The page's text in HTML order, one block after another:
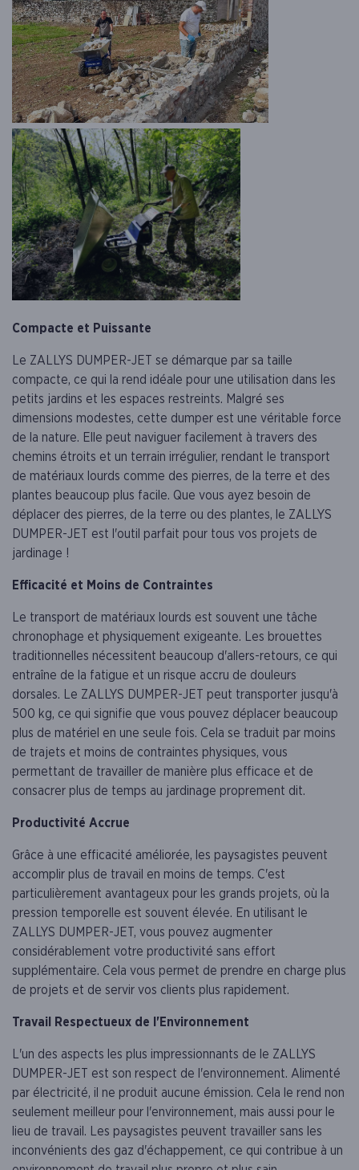
Compacte et Puissante
Le ZALLYS DUMPER-JET se démarque par sa taille
compacte, ce qui la rend idéale pour une utilisation dans les
petits jardins et les espaces restreints. Malgré ses
dimensions modestes, cette dumper est une véritable force
de la nature. Elle peut naviguer facilement à travers des
chemins étroits et un terrain irrégulier, rendant le transport
de matériaux lourds comme des pierres, de la terre et des
plantes beaucoup plus facile. Que vous ayez besoin de
déplacer des pierres, de la terre ou des plantes, le ZALLYS
DUMPER-JET est l'outil parfait pour tous vos projets de
jardinage !
Efficacité et Moins de Contraintes
Le transport de matériaux lourds est souvent une tâche
chronophage et physiquement exigeante. Les brouettes
traditionnelles nécessitent beaucoup d'allers-retours, ce qui
entraîne de la fatigue et un risque accru de douleurs
dorsales. Le ZALLYS DUMPER-JET peut transporter jusqu'à
500 kg, ce qui signifie que vous pouvez déplacer beaucoup
plus de matériel en une seule fois. Cela se traduit par moins
de trajets et moins de contraintes physiques, vous
permettant de travailler de manière plus efficace et de
consacrer plus de temps au jardinage proprement dit.
Productivité Accrue
Grâce à une efficacité améliorée, les paysagistes peuvent
accomplir plus de travail en moins de temps. C'est
particulièrement avantageux pour les grands projets, où la
pression temporelle est souvent élevée. En utilisant le
ZALLYS DUMPER-JET, vous pouvez augmenter
considérablement votre productivité sans effort
supplémentaire. Cela vous permet de prendre en charge plus
de projets et de servir vos clients plus rapidement.
Travail Respectueux de l'Environnement
L'un des aspects les plus impressionnants de le ZALLYS
DUMPER-JET est son respect de l'environnement. Alimenté
par électricité, il ne produit aucune émission. Cela le rend non
seulement meilleur pour l'environnement, mais aussi pour le
lieu de travail. Les paysagistes peuvent travailler sans les
inconvénients des gaz d'échappement, ce qui contribue à un